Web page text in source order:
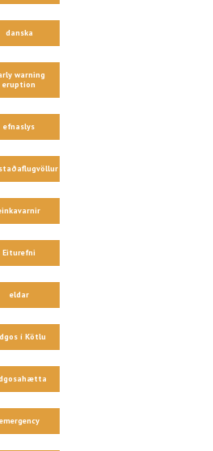
danska
warning
eruption
efnaslys
Eiturefni
eldar
í Kötlu
emergency